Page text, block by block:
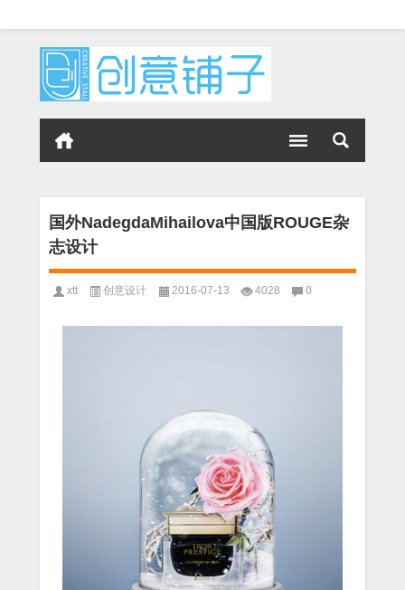
国外NadegdaMihailova中国版ROUGE杂
志设计
xtt 创意设计 2016-07-13 4028 0